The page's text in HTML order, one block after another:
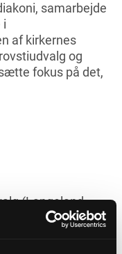
samarbejde
i
af kirkernes
og
fokus på det,
(Langeland-
– et for